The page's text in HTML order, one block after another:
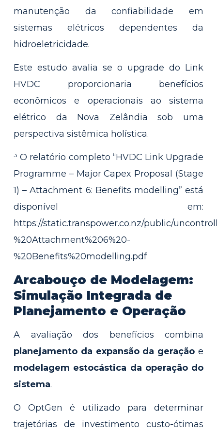
manutenção da confiabilidade em
sistemas elétricos dependentes da
hidroeletricidade.
Este estudo avalia se o upgrade do Link
HVDC proporcionaria benefícios
econômicos e operacionais ao sistema
elétrico da Nova Zelândia sob uma
perspectiva sistêmica holística.
³ O relatório completo “HVDC Link Upgrade
Programme – Major Capex Proposal (Stage
1) – Attachment 6: Benefits modelling” está
disponível em:
https://static.transpower.co.nz/public/
%20Attachment%206%20-
%20Benefits%20modelling.pdf
Arcabouço de Modelagem:
Simulação Integrada de
Planejamento e Operação
A avaliação dos benefícios combina
planejamento da expansão da geração e
modelagem estocástica da operação do
sistema.
O OptGen é utilizado para determinar
trajetórias de investimento custo-ótimas